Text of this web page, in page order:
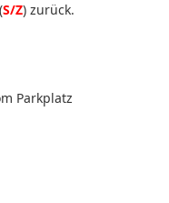
S/Z) zurück.
Parkplatz